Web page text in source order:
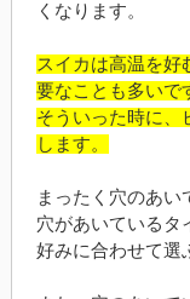
くなります。
スイカは高温を好
要なことも多いで
そういった時に、
します。
まったく穴のあい
穴があいているタ
好みに合わせて選